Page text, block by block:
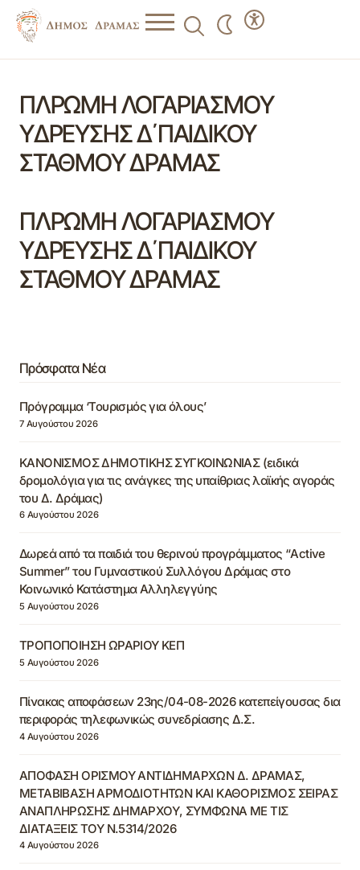
ΠΛΡΩΜΗ ΛΟΓΑΡΙΑΣΜΟΥ
ΥΔΡΕΥΣΗΣ Δ΄ΠΑΙΔΙΚΟΥ
ΣΤΑΘΜΟΥ ΔΡΑΜΑΣ
ΠΛΡΩΜΗ ΛΟΓΑΡΙΑΣΜΟΥ
ΥΔΡΕΥΣΗΣ Δ΄ΠΑΙΔΙΚΟΥ
ΣΤΑΘΜΟΥ ΔΡΑΜΑΣ
Πρόσφατα Νέα
Πρόγραμμα ‘Τουρισμός για όλους’
7 Αυγούστου 2026
ΚΑΝΟΝΙΣΜΟΣ ΔΗΜΟΤΙΚΗΣ ΣΥΓΚΟΙΝΩΝΙΑΣ (ειδικά
δρομολόγια για τις ανάγκες της υπαίθριας λαϊκής αγοράς
του Δ. Δράμας)
6 Αυγούστου 2026
Δωρεά από τα παιδιά του θερινού προγράμματος “Active
Summer” του Γυμναστικού Συλλόγου Δράμας στο
Κοινωνικό Κατάστημα Αλληλεγγύης
5 Αυγούστου 2026
ΤΡΟΠΟΠΟΙΗΣΗ ΩΡΑΡΙΟΥ ΚΕΠ
5 Αυγούστου 2026
Πίνακας αποφάσεων 23ης/04-08-2026 κατεπείγουσας δια
περιφοράς τηλεφωνικώς συνεδρίασης Δ.Σ.
4 Αυγούστου 2026
ΑΠΟΦΑΣΗ ΟΡΙΣΜΟΥ ΑΝΤΙΔΗΜΑΡΧΩΝ Δ. ΔΡΑΜΑΣ,
ΜΕΤΑΒΙΒΑΣΗ ΑΡΜΟΔΙΟΤΗΤΩΝ ΚΑΙ ΚΑΘΟΡΙΣΜΟΣ ΣΕΙΡΑΣ
ΑΝΑΠΛΗΡΩΣΗΣ ΔΗΜΑΡΧΟΥ, ΣΥΜΦΩΝΑ ΜΕ ΤΙΣ
ΔΙΑΤΑΞΕΙΣ ΤΟΥ Ν.5314/2026
4 Αυγούστου 2026